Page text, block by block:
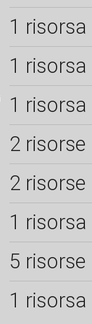
1 risorsa
1 risorsa
1 risorsa
2 risorse
2 risorse
1 risorsa
5 risorse
1 risorsa